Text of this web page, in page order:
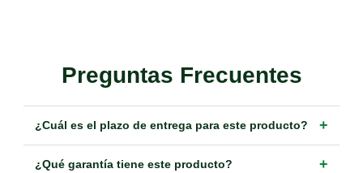
Preguntas Frecuentes
¿Cuál es el plazo de entrega para este producto? +
¿Qué garantía tiene este producto? +